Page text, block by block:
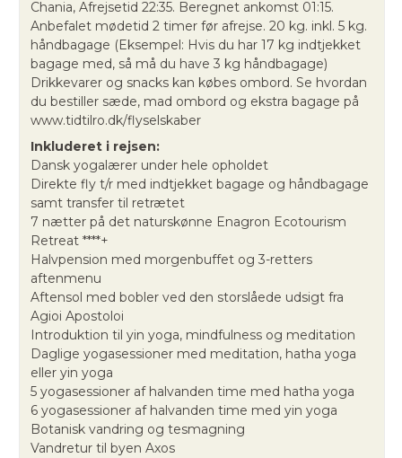
Chania, Afrejsetid 22:35. Beregnet ankomst 01:15.
Anbefalet mødetid 2 timer før afrejse. 20 kg. inkl. 5 kg.
håndbagage (Eksempel: Hvis du har 17 kg indtjekket
bagage med, så må du have 3 kg håndbagage)
Drikkevarer og snacks kan købes ombord. Se hvordan
du bestiller sæde, mad ombord og ekstra bagage på
www.tidtilro.dk/flyselskaber
Inkluderet i rejsen:
Dansk yogalærer under hele opholdet
Direkte fly t/r med indtjekket bagage og håndbagage
samt transfer til retrætet
7 nætter på det naturskønne Enagron Ecotourism
Retreat ****+
Halvpension med morgenbuffet og 3-retters
aftenmenu
Aftensol med bobler ved den storslåede udsigt fra
Agioi Apostoloi
Introduktion til yin yoga, mindfulness og meditation
Daglige yogasessioner med meditation, hatha yoga
eller yin yoga
5 yogasessioner af halvanden time med hatha yoga
6 yogasessioner af halvanden time med yin yoga
Botanisk vandring og tesmagning
Vandretur til byen Axos